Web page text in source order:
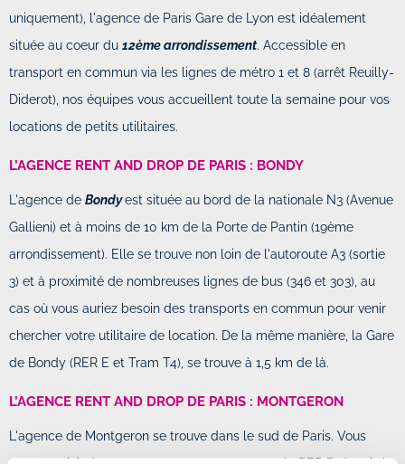
uniquement), l'agence de Paris Gare de Lyon est idéalement
située au coeur du 12ème arrondissement. Accessible en
transport en commun via les lignes de métro 1 et 8 (arrêt Reuilly-
Diderot), nos équipes vous accueillent toute la semaine pour vos
locations de petits utilitaires.
L’AGENCE RENT AND DROP DE PARIS : BONDY
L'agence de Bondyest située au bord de la nationale N3 (Avenue
Gallieni) et à moins de 10 km de la Porte de Pantin (19ème
arrondissement). Elle se trouve non loin de l'autoroute A3 (sortie
3) et à proximité de nombreuses lignes de bus (346 et 303), au
cas où vous auriez besoin des transports en commun pour venir
chercher votre utilitaire de location. De la même manière, la Gare
de Bondy (RER E et Tram T4), se trouve à 1,5 km de là.
L’AGENCE RENT AND DROP DE PARIS : MONTGERON
L'agence de Montgeron se trouve dans le sud de Paris. Vous